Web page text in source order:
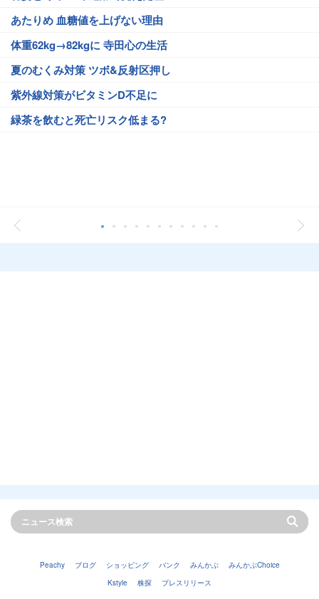
あたりめ 血糖値を上げない理由
体重62kg→82kgに 寺田心の生活
夏のむくみ対策 ツボ&反射区押し
紫外線対策がビタミンD不足に
緑茶を飲むと死亡リスク低まる?
Peachy ブログ ショッピング バンク みんかぶ
みんかぶChoice
Kstyle
株探 プレスリリース